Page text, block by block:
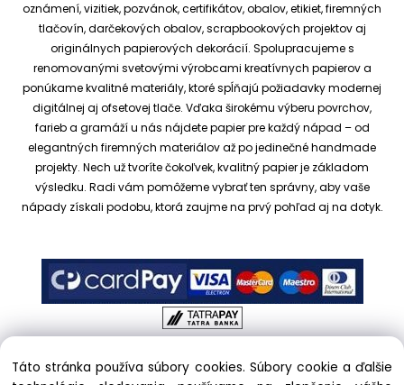
oznámení, vizitiek, pozvánok, certifikátov, obalov, etikiet, firemných
tlačovín, darčekových obalov, scrapbookových projektov aj
originálnych papierových dekorácií. Spolupracujeme s
renomovanými svetovými výrobcami kreatívnych papierov a
ponúkame kvalitné materiály, ktoré spĺňajú požiadavky modernej
digitálnej aj ofsetovej tlače. Vďaka širokému výberu povrchov,
farieb a gramáží u nás nájdete papier pre každý nápad – od
elegantných firemných materiálov až po jedinečné handmade
projekty. Nech už tvoríte čokoľvek, kvalitný papier je základom
výsledku. Radi vám pomôžeme vybrať ten správny, aby vaše
nápady získali podobu, ktorá zaujme na prvý pohľad aj na dotyk.
Táto stránka používa súbory cookies. Súbory cookie a ďalšie